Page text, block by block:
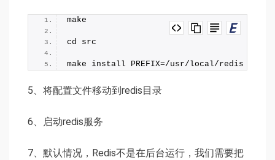
make
cd src
make install PREFIX=/usr/local/redis
5、将配置文件移动到redis目录
6、启动redis服务
7、默认情况，Redis不是在后台运行，我们需要把